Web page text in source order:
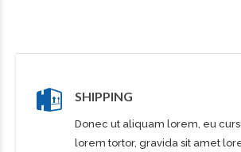
SHIPPING
Donec ut aliquam lorem, eu
lorem tortor, gravida sit amet